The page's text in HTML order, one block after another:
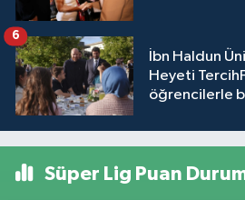
İbn Haldun
Heyeti
öğrencilerle
6
Süper Lig Puan